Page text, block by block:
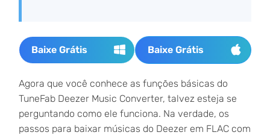
Baixe Grátis Baixe Grátis
Agora que você conhece as funções básicas do
TuneFab Deezer Music Converter, talvez esteja se
perguntando como ele funciona. Na verdade, os
passos para baixar músicas do Deezer em FLAC com